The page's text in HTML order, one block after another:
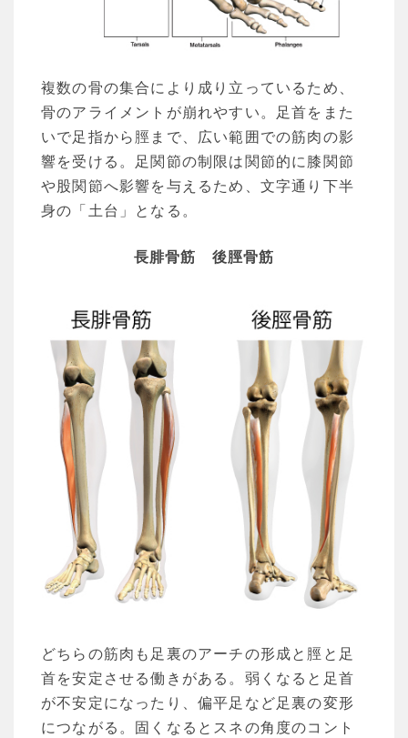
複数の骨の集合により成り立っているため、
骨のアライメントが崩れやすい。足首をまた
いで足指から脛まで、広い範囲での筋肉の影
響を受ける。足関節の制限は関節的に膝関節
や股関節へ影響を与えるため、文字通り下半
身の「土台」となる。
長腓骨筋 後脛骨筋
どちらの筋肉も足裏のアーチの形成と脛と足
首を安定させる働きがある。弱くなると足首
が不安定になったり、偏平足など足裏の変形
につながる。固くなるとスネの角度のコント